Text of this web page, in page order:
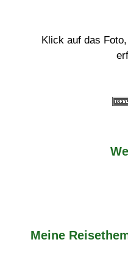
Klick auf das
Meine